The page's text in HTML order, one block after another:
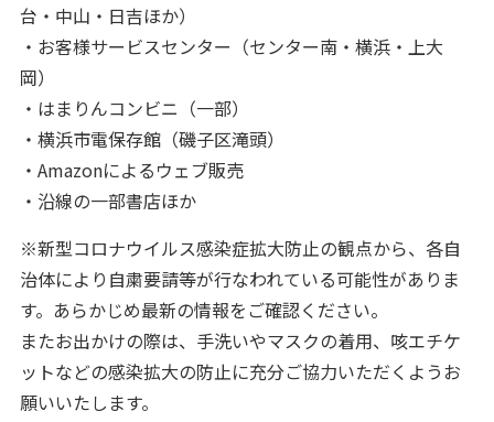
台・中山・日吉ほか）
・お客様サービスセンター（センター南・横浜・上大
岡）
・はまりんコンビニ（一部）
・横浜市電保存館（磯子区滝頭）
・Amazonによるウェブ販売
・沿線の一部書店ほか
※新型コロナウイルス感染症拡大防止の観点から、各自
治体により自粛要請等が行なわれている可能性がありま
す。あらかじめ最新の情報をご確認ください。
またお出かけの際は、手洗いやマスクの着用、咳エチケ
ットなどの感染拡大の防止に充分ご協力いただくようお
願いいたします。